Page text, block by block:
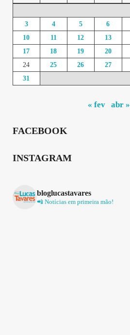
3
4 5 6
10
11 12 13
17
18 19 20
24
25 26 27
31
« fev abr »
FACEBOOK
INSTAGRAM
bloglucastavares
📲 Notícias em primeira mão!